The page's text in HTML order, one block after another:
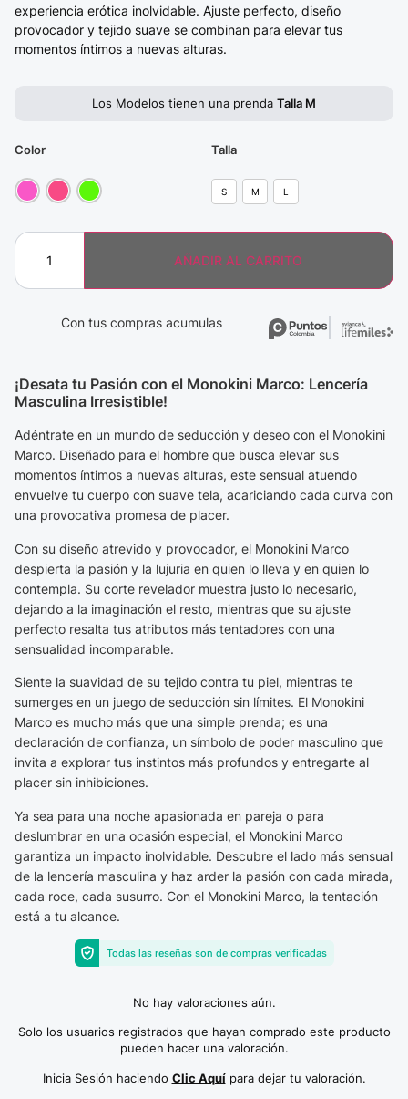
experiencia erótica inolvidable. Ajuste perfecto, diseño
provocador y tejido suave se combinan para elevar tus
momentos íntimos a nuevas alturas.
Los Modelos tienen una prenda Talla M
Color Talla
S M L
AÑADIR AL CARRITO
Con tus compras acumulas
¡Desata tu Pasión con el Monokini Marco: Lencería
Masculina Irresistible!
Adéntrate en un mundo de seducción y deseo con el Monokini
Marco. Diseñado para el hombre que busca elevar sus
momentos íntimos a nuevas alturas, este sensual atuendo
envuelve tu cuerpo con suave tela, acariciando cada curva con
una provocativa promesa de placer.
Con su diseño atrevido y provocador, el Monokini Marco
despierta la pasión y la lujuria en quien lo lleva y en quien lo
contempla. Su corte revelador muestra justo lo necesario,
dejando a la imaginación el resto, mientras que su ajuste
perfecto resalta tus atributos más tentadores con una
sensualidad incomparable.
Siente la suavidad de su tejido contra tu piel, mientras te
sumerges en un juego de seducción sin límites. El Monokini
Marco es mucho más que una simple prenda; es una
declaración de confianza, un símbolo de poder masculino que
invita a explorar tus instintos más profundos y entregarte al
placer sin inhibiciones.
Ya sea para una noche apasionada en pareja o para
deslumbrar en una ocasión especial, el Monokini Marco
garantiza un impacto inolvidable. Descubre el lado más sensual
de la lencería masculina y haz arder la pasión con cada mirada,
cada roce, cada susurro. Con el Monokini Marco, la tentación
está a tu alcance.
Todas las reseñas son de compras verificadas
No hay valoraciones aún.
Solo los usuarios registrados que hayan comprado este producto
pueden hacer una valoración.
Inicia Sesión haciendo Clic Aquípara dejar tu valoración.